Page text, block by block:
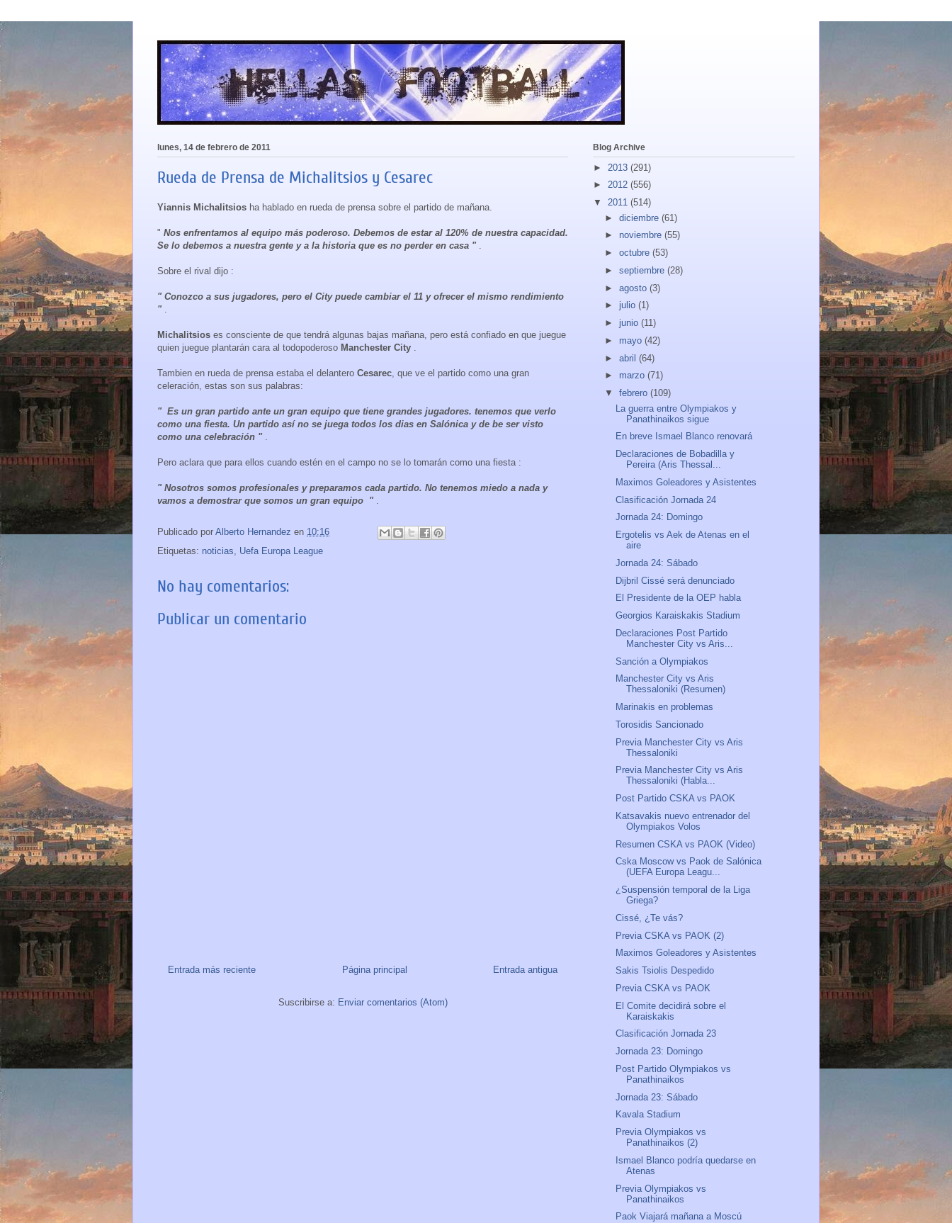
lunes, 14 de febrero de 2011
Rueda de Prensa de Michalitsios y Cesarec
Yiannis Michalitsios ha hablado en rueda de prensa sobre el partido de mañana.
" Nos enfrentamos al equipo más poderoso. Debemos de estar al 120% de nuestra capacidad.
Se lo debemos a nuestra gente y a la historia que es no perder en casa ".
Sobre el rival dijo :
" Conozco a sus jugadores, pero el City puede cambiar el 11 y ofrecer el mismo rendimiento
"
Michalitsios es consciente de que tendrá algunas bajas mañana, pero está confiado en que juegue
quien juegue plantarán cara al todopoderoso Manchester City
Tambien en rueda de prensa estaba el delantero Cesarec , que ve el partido como una gran
celeración, estas son sus palabras:
" Es un gran partido ante un gran equipo que tiene grandes jugadores. tenemos que verlo
como una fiesta. Un partido así no se juega todos los dias en Salónica y de be ser visto
como una celebración "
Pero aclara que para ellos cuando estén en el campo no se lo tomarán como una fiesta :
" Nosotros somos profesionales y preparamos cada partido. No tenemos miedo a nada y
vamos a demostrar que somos un gran equipo "
Publicado por Alberto Hernandez en 10:16
Etiquetas: noticias Uefa Europa League
No hay comentarios:
Publicar un comentario
Entrada más reciente Entrada antigua
Página principal
Suscribirse a: Enviar comentarios (Atom)
Blog Archive
► 2013 (291)
► 2012 (556)
▼ 2011 (514)
► diciembre (61)
► noviembre (55)
► octubre (53)
► septiembre (28)
► agosto (3)
► julio (1)
► junio (11)
► mayo (42)
► abril (64)
► marzo (71)
▼ febrero (109)
La guerra entre Olympiakos y
Panathinaikos sigue
En breve Ismael Blanco renovará
Declaraciones de Bobadilla y
Pereira (Aris Thessal...
Maximos Goleadores y Asistentes
Clasificación Jornada 24
Jornada 24: Domingo
Ergotelis vs Aek de Atenas en el
aire
Jornada 24: Sábado
Dijbril Cissé será denunciado
El Presidente de la OEP habla
Georgios Karaiskakis Stadium
Declaraciones Post Partido
Manchester City vs Aris...
Sanción a Olympiakos
Manchester City vs Aris
Thessaloniki (Resumen)
Marinakis en problemas
Torosidis Sancionado
Previa Manchester City vs Aris
Thessaloniki
Previa Manchester City vs Aris
Thessaloniki (Habla...
Post Partido CSKA vs PAOK
Katsavakis nuevo entrenador del
Olympiakos Volos
Resumen CSKA vs PAOK (Video)
Cska Moscow vs Paok de Salónica
(UEFA Europa Leagu...
¿Suspensión temporal de la Liga
Griega?
Cissé, ¿Te vás?
Previa CSKA vs PAOK (2)
Maximos Goleadores y Asistentes
Sakis Tsiolis Despedido
Previa CSKA vs PAOK
El Comite decidirá sobre el
Karaiskakis
Clasificación Jornada 23
Jornada 23: Domingo
Post Partido Olympiakos vs
Panathinaikos
Jornada 23: Sábado
Kavala Stadium
Previa Olympiakos vs
Panathinaikos (2)
Ismael Blanco podría quedarse en
Atenas
Previa Olympiakos vs
Panathinaikos
Paok Viajará mañana a Moscú